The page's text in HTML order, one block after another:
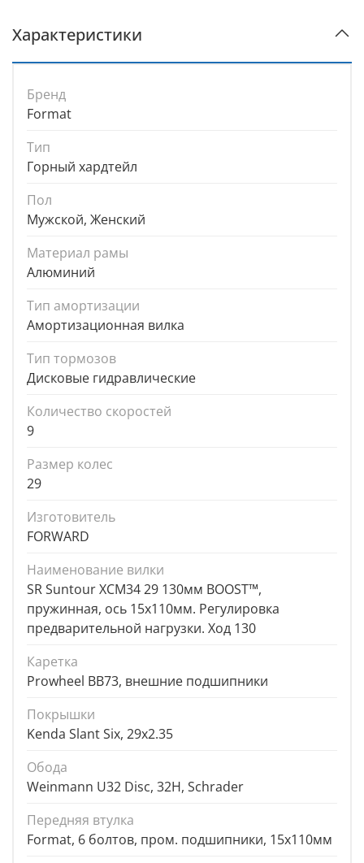
Характеристики
Бренд
Format
Тип
Горный хардтейл
Пол
Мужской, Женский
Материал рамы
Алюминий
Тип амортизации
Амортизационная вилка
Тип тормозов
Дисковые гидравлические
Количество скоростей
9
Размер колес
29
Изготовитель
FORWARD
Наименование вилки
SR Suntour XCM34 29 130мм BOOST™,
пружинная, ось 15x110мм. Регулировка
предварительной нагрузки. Ход 130
Каретка
Prowheel BB73, внешние подшипники
Покрышки
Kenda Slant Six, 29x2.35
Обода
Weinmann U32 Disc, 32Н, Schrader
Передняя втулка
Format, 6 болтов, пром. подшипники, 15x110мм